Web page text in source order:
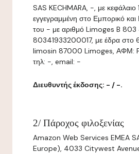
SAS KECHMARA, -, με
εγγεγραμμένη στο Εμπορικό
του - με αριθμό Limoges B
80341933200017, με έδρα στο
limosin 87000 Limoges, ΑΦΜ:
τηλ: -, email: -
Διευθυντής έκδοσης: - / -.
2/ Πάροχος φιλοξενίας
Amazon Web Services EMEA
Europe), 4033 Citywest